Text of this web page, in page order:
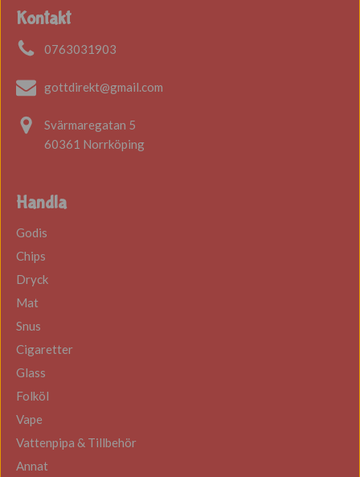
Kontakt
0763031903
gottdirekt@gmail.com
Svärmaregatan 5
60361 Norrköping
Handla
Godis
Chips
Dryck
Mat
Snus
Cigaretter
Glass
Folköl
Vape
Vattenpipa & Tillbehör
Annat